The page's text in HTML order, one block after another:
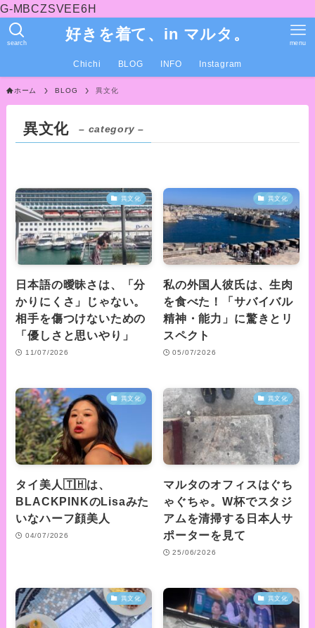
G-MBCZSVEE6H
好きを着て、in マルタ。
search menu
Chichi BLOG INFO Instagram
ホーム BLOG 異文化
異文化 – category –
異文化
日本語の曖昧さは、「分
かりにくさ」じゃない。
相手を傷つけないための
「優しさと思いやり」
11/07/2026
異文化
私の外国人彼氏は、生肉
を食べた！「サバイバル
精神・能力」に驚きとリ
スペクト
05/07/2026
異文化
タイ美人🇹🇭は、
BLACKPINKのLisaみた
いなハーフ顔美人
04/07/2026
異文化
マルタのオフィスはぐち
ゃぐちゃ。W杯でスタジ
アムを清掃する日本人サ
ポーターを見て
25/06/2026
異文化 異文化